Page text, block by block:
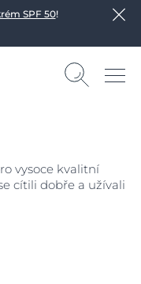
SPF 50!
vysoce kvalitní
cítili dobře a užívali